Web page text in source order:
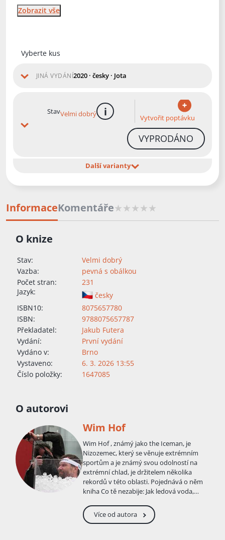
Zobrazit vše
Vyberte kus
JINÁ VYDÁNÍ2020 · česky · Jota
StavVelmi dobrý více informacíVytvořit poptávku
VYPRODÁNO
Další varianty
InformaceKomentáře
O knize
Stav:
Velmi dobrý
Vazba:
pevná s obálkou
Počet stran:
231
Jazyk:
česky
ISBN10:
8075657780
ISBN:
9788075657787
Překladatel:
Jakub Futera
Vydání:
První vydání
Vydáno v:
Brno
Vystaveno:
6. 3. 2026 13:55
Číslo položky:
1647085
O autorovi
Wim Hof
Wim Hof , známý jako the Iceman, je
Nizozemec, který se věnuje extrémním
sportům a je známý svou odolností na
extrémní chlad, je držitelem několika
rekordů v této oblasti. Pojednává o něm
kniha Co tě nezabije: Jak ledová voda,
podmínky obnoví naši zašlou sílu od
Scotta Carneye. Je vynálezcem tzv. Wim
Více od autora